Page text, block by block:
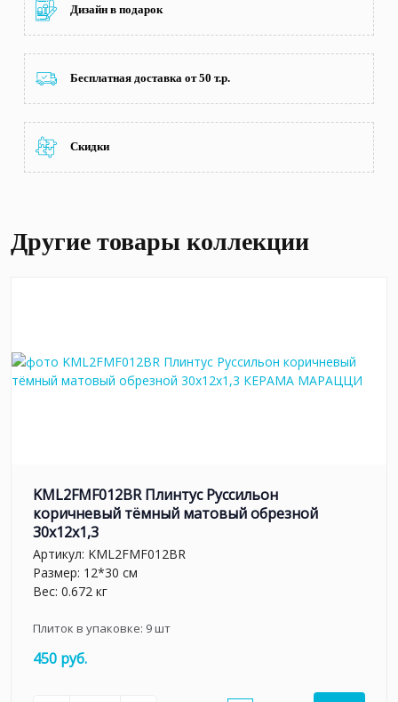
Дизайн в подарок
Бесплатная доставка от 50 т.р.
Скидки
Другие товары коллекции
KML2FMF012BR Плинтус Руссильон
коричневый тёмный матовый обрезной
30x12x1,3
Артикул: KML2FMF012BR
Размер: 12*30 см
Вес: 0.672 кг
Плиток в упаковке: 9шт
450 руб.